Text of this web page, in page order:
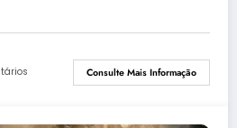
Consulte Mais Informação